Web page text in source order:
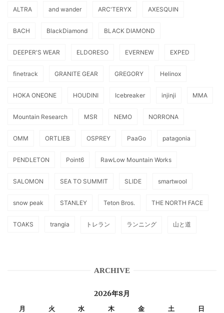
ALTRA and wander ARC'TERYX AXESQUIN
BACH BlackDiamond BLACK DIAMOND
DEEPER'S WEAR ELDORESO EVERNEW EXPED
finetrack GRANITE GEAR GREGORY Helinox
HOKA ONEONE HOUDINI Icebreaker injinji MMA
Mountain Research MSR NEMO NORRONA
OMM ORTLIEB OSPREY PaaGo patagonia
PENDLETON Point6 RawLow Mountain Works
SALOMON SEA TO SUMMIT SLIDE smartwool
snow peak STANLEY Teton Bros. THE NORTH FACE
TOAKS trangia トレラン ランニング 山と道
ARCHIVE
2026年8月
月 火 水 木 金 土 日